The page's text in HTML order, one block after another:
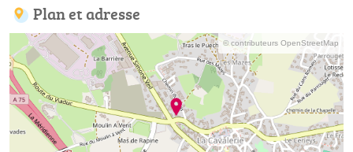
Plan et adresse
© contributeurs OpenStreetMap